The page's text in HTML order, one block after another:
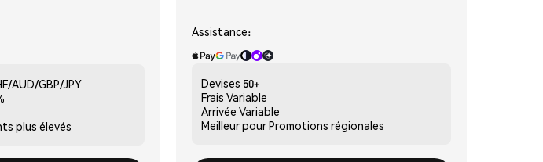
AUD/GBP/JPY
plus élevés
Assistance:
Devises 50+
Frais Variable
Arrivée Variable
Meilleur pourPromotions régionales